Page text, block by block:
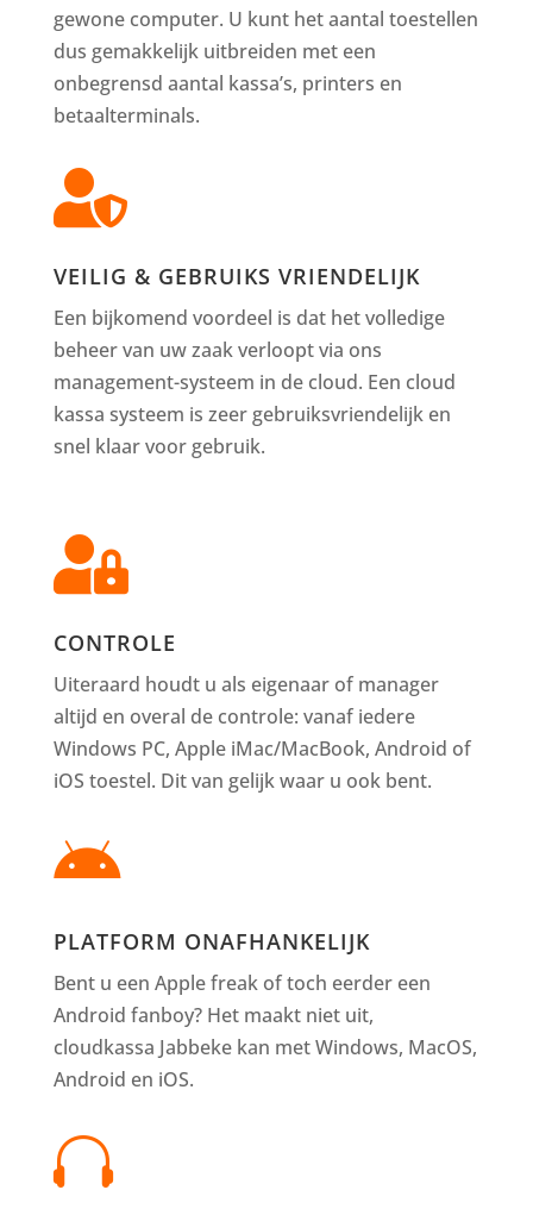
gewone computer. U kunt het aantal toestellen
dus gemakkelijk uitbreiden met een
onbegrensd aantal kassa’s, printers en
betaalterminals.

VEILIG & GEBRUIKS VRIENDELIJK
Een bijkomend voordeel is dat het volledige
beheer van uw zaak verloopt via ons
management-systeem in de cloud. Een cloud
kassa systeem is zeer gebruiksvriendelijk en
snel klaar voor gebruik.

CONTROLE
Uiteraard houdt u als eigenaar of manager
altijd en overal de controle: vanaf iedere
Windows PC, Apple iMac/MacBook, Android of
iOS toestel. Dit van gelijk waar u ook bent.

PLATFORM ONAFHANKELIJK
Bent u een Apple freak of toch eerder een
Android fanboy? Het maakt niet uit,
cloudkassa Jabbeke kan met Windows, MacOS,
Android en iOS.
